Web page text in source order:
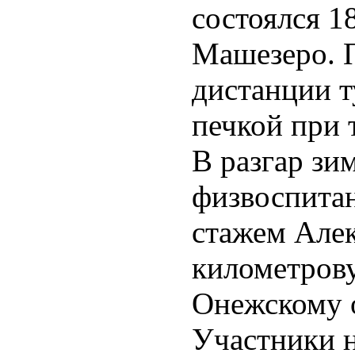
состоялся
Машезеро.
дистанции
печкой при
В разгар
стажем
Онежскому
Участники